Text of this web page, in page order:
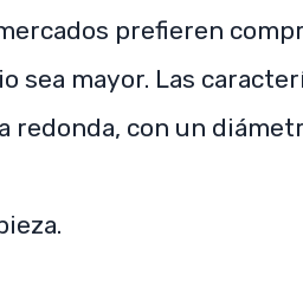
prefieren
sea mayor. Las
con un